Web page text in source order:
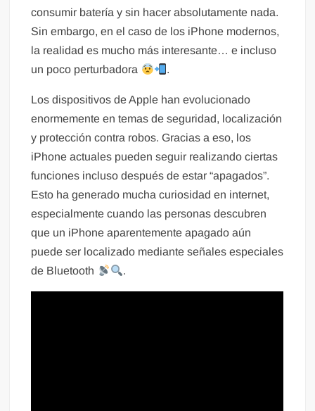
consumir batería y sin hacer absolutamente nada.
Sin embargo, en el caso de los iPhone modernos,
la realidad es mucho más interesante… e incluso
un poco perturbadora
.
Los dispositivos de Apple han evolucionado
enormemente en temas de seguridad, localización
y protección contra robos. Gracias a eso, los
iPhone actuales pueden seguir realizando ciertas
funciones incluso después de estar “apagados”.
Esto ha generado mucha curiosidad en internet,
especialmente cuando las personas descubren
que un iPhone aparentemente apagado aún
puede ser localizado mediante señales especiales
de Bluetooth
.